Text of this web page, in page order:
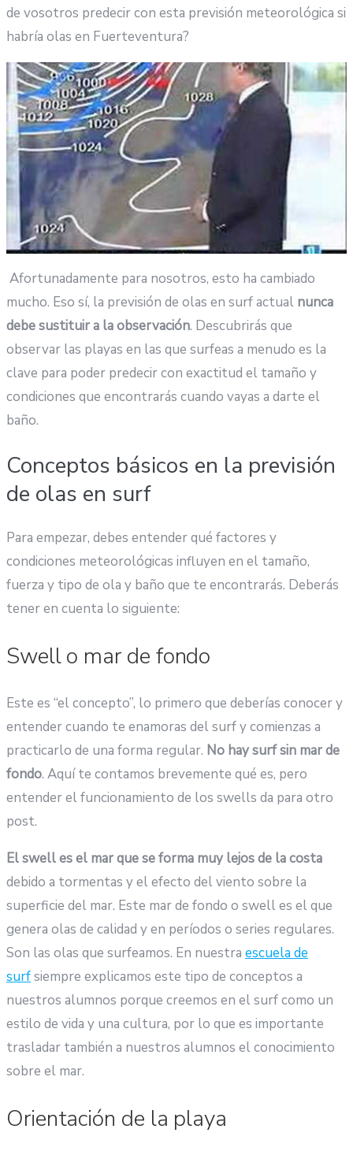
de vosotros predecir con esta previsión meteorológica si
habría olas en Fuerteventura?
Afortunadamente para nosotros, esto ha cambiado
mucho. Eso sí, la previsión de olas en surf actual nunca
debe sustituir a la observación. Descubrirás que
observar las playas en las que surfeas a menudo es la
clave para poder predecir con exactitud el tamaño y
condiciones que encontrarás cuando vayas a darte el
baño.
Conceptos básicos en la previsión
de olas en surf
Para empezar, debes entender qué factores y
condiciones meteorológicas influyen en el tamaño,
fuerza y tipo de ola y baño que te encontrarás. Deberás
tener en cuenta lo siguiente:
Swell o mar de fondo
Este es “el concepto”, lo primero que deberías conocer y
entender cuando te enamoras del surf y comienzas a
practicarlo de una forma regular. No hay surf sin mar de
fondo. Aquí te contamos brevemente qué es, pero
entender el funcionamiento de los swells da para otro
post.
El swell es el mar que se forma muy lejos de la costa
debido a tormentas y el efecto del viento sobre la
superficie del mar. Este mar de fondo o swell es el que
genera olas de calidad y en períodos o series regulares.
Son las olas que surfeamos. En nuestra escuela de
surfsiempre explicamos este tipo de conceptos a
nuestros alumnos porque creemos en el surf como un
estilo de vida y una cultura, por lo que es importante
trasladar también a nuestros alumnos el conocimiento
sobre el mar.
Orientación de la playa